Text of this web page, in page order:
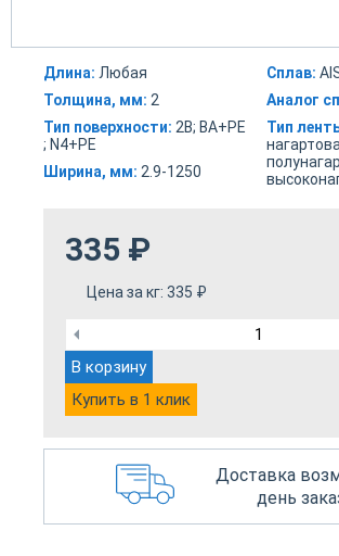
Длина: Любая
Толщина, мм: 2
Тип поверхности: 2В; ВА+РЕ
; N4+PE
Ширина, мм: 2.9-1250
Сплав:
Аналог
Тип
335 ₽
Цена за кг: 335 ₽
В корзину
Купить в 1 клик
Доставка
день